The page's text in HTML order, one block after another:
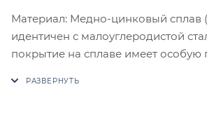
Материал: Медно-цинковый сплав
идентичен с малоуглеродистой
покрытие на сплаве имеет особую